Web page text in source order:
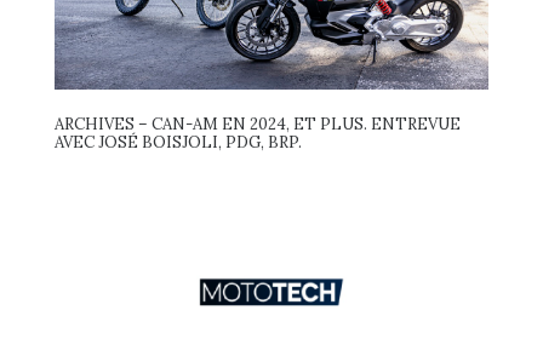
ARCHIVES – CAN-AM EN 2024, ET PLUS. ENTREVUE
AVEC JOSÉ BOISJOLI, PDG, BRP.